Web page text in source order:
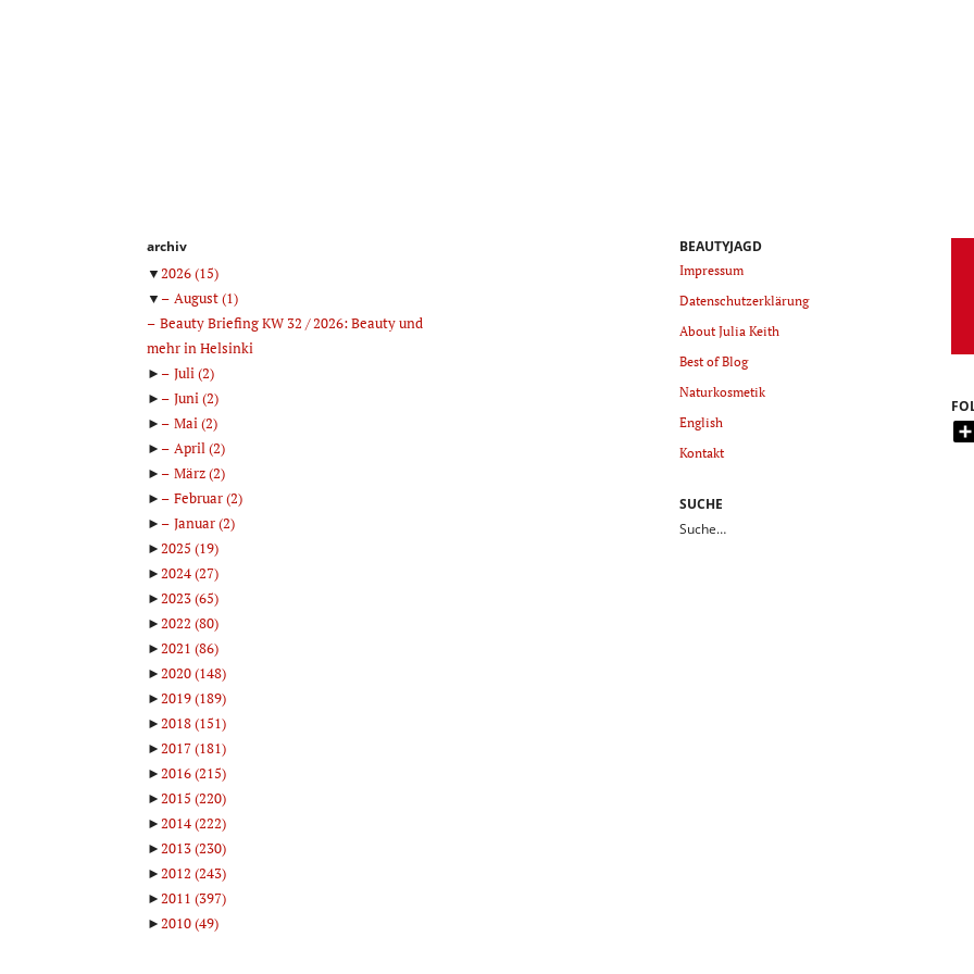
archiv
▼2026(15)
▼
August(1)
Beauty Briefing KW 32 / 2026: Beauty und
mehr in Helsinki
►
Juli(2)
►
Juni(2)
►
Mai(2)
►
April(2)
►
März(2)
►
Februar(2)
►
Januar(2)
►2025 (19)
►2024(27)
►2023(65)
►2022 (80)
►2021 (86)
►2020(148)
►2019(189)
►2018(151)
►2017(181)
►2016(215)
►2015 (220)
►2014(222)
►2013(230)
►2012 (243)
►2011 (397)
►2010(49)
BEAUTYJAGD
Impressum
Datenschutzerklärung
About Julia Keith
Best of Blog
Naturkosmetik
English
Kontakt
SUCHE